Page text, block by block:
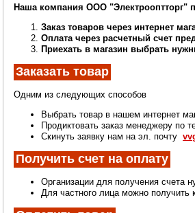
Наша компания ООО "Электрооптторг"
Заказ товаров через интернет
Оплата через расчетный счет
Приехать в магазин выбрать
Заказать товар
Одним из следующих способов
Выбрать товар в нашем интернет
Продиктовать заказ менеджеру по
Скинуть заявку нам на эл. почту
Получить счет на оплату
Организации для получения счета
Для частного лица можно получить